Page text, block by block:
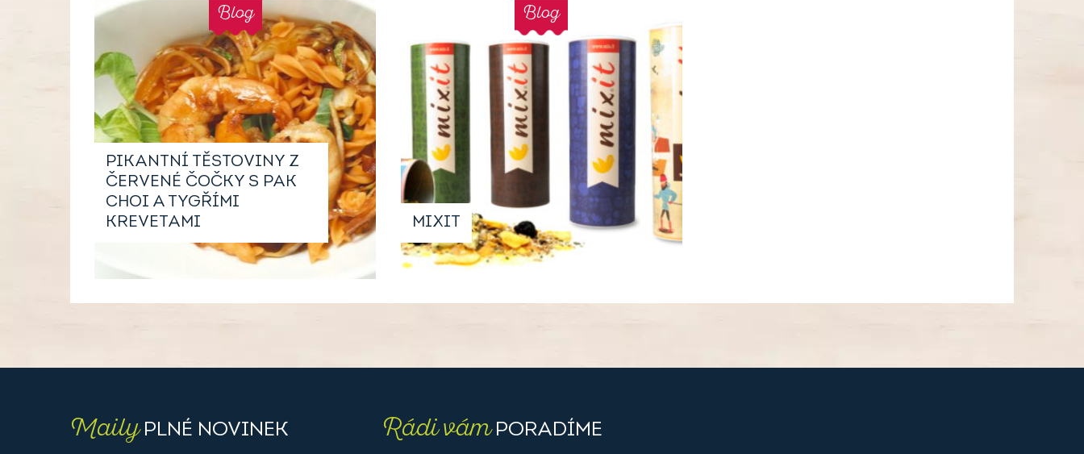
PIKANTNÍ TĚSTOVINY Z
ČERVENÉ ČOČKY S PAK
CHOI A TYGŘÍMI
KREVETAMI
Blog
MIXIT
Blog
MailyPLNÉ NOVINEK Rádi vámPORADÍME